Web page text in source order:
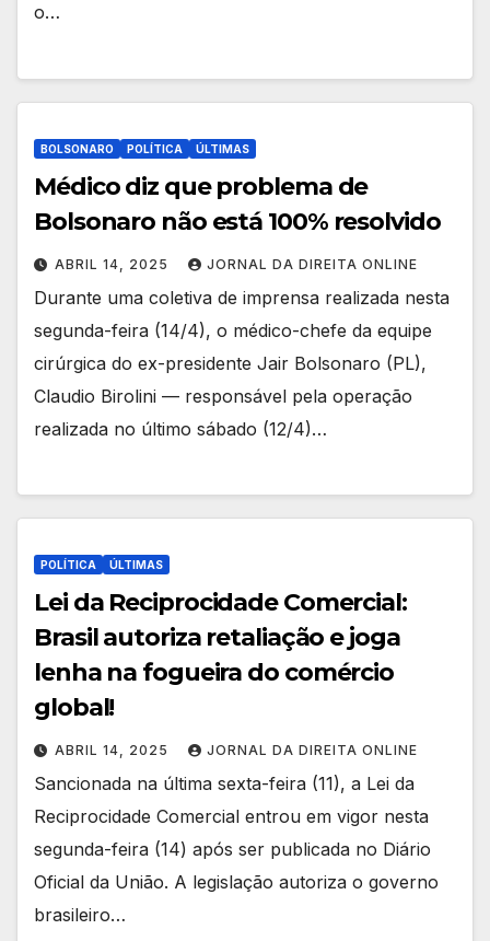
o…
BOLSONARO POLÍTICA ÚLTIMAS
Médico diz que problema de
Bolsonaro não está 100% resolvido
ABRIL 14, 2025 JORNAL DA DIREITA ONLINE
Durante uma coletiva de imprensa realizada nesta
segunda-feira (14/4), o médico-chefe da equipe
cirúrgica do ex-presidente Jair Bolsonaro (PL),
Claudio Birolini — responsável pela operação
realizada no último sábado (12/4)…
POLÍTICA ÚLTIMAS
Lei da Reciprocidade Comercial:
Brasil autoriza retaliação e joga
lenha na fogueira do comércio
global!
ABRIL 14, 2025 JORNAL DA DIREITA ONLINE
Sancionada na última sexta-feira (11), a Lei da
Reciprocidade Comercial entrou em vigor nesta
segunda-feira (14) após ser publicada no Diário
Oficial da União. A legislação autoriza o governo
brasileiro…